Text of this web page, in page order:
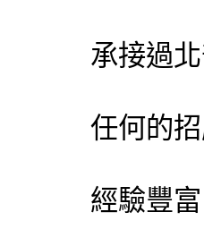
承接過
任何的
經驗豐